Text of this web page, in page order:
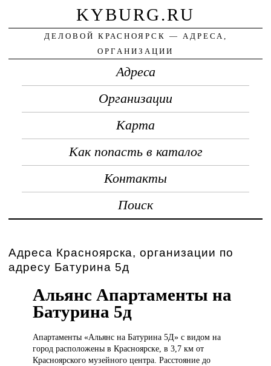
KYBURG.RU
ДЕЛОВОЙ КРАСНОЯРСК — АДРЕСА,
ОРГАНИЗАЦИИ
Адреса
Организации
Карта
Как попасть в каталог
Контакты
Поиск
Адреса Красноярска, организации по
адресу Батурина 5д
Альянс Апартаменты на
Батурина 5д
Апартаменты «Альянсна Батурина 5Д» с видом на
город расположены в Красноярске, в 3,7 км от
Красноярского музейного центра. Расстояние до